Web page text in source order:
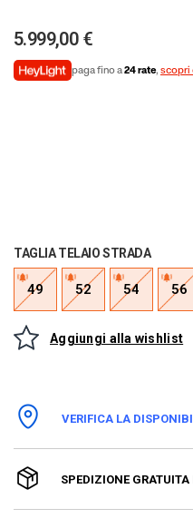
5.999,00 €
paga fino a24 rate, scopri
TAGLIA TELAIO STRADA
49 52 54 56
Aggiungi alla wishlist
VERIFICA LA
SPEDIZIONE